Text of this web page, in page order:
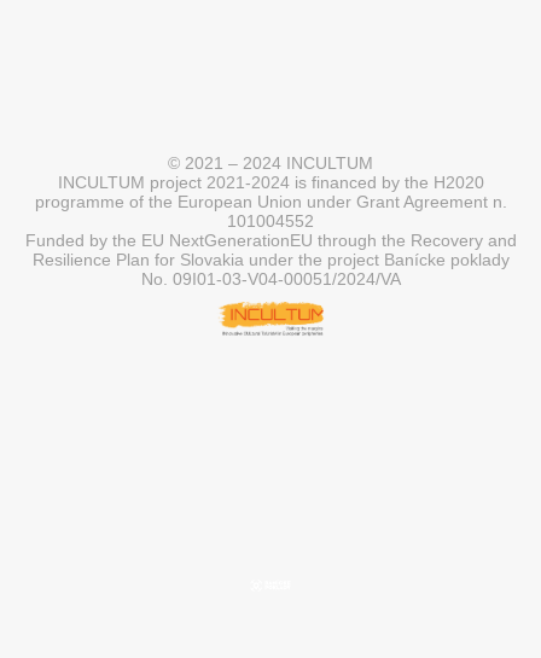
© 2021 – 2024 INCULTUM
INCULTUM project 2021-2024 is financed by the H2020
programme of the European Union under Grant Agreement n.
101004552
Funded by the EU NextGenerationEU through the Recovery and
Resilience Plan for Slovakia under the project Banícke poklady
No. 09I01-03-V04-00051/2024/VA